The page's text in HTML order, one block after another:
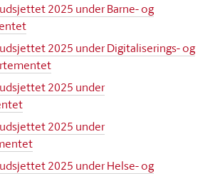
2025 under Barne- og
2025 under Digitaliserings- og
2025 under
2025 under
2025 under Helse- og